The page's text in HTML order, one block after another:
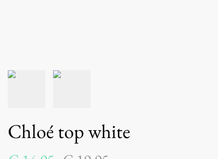
Chloé top white